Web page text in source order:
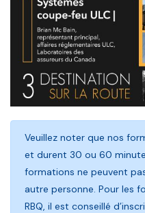
Veuillez noter que nos
et durent 30 ou 60
formations ne peuvent
autre personne. Pour les
RBQ, il est conseillé